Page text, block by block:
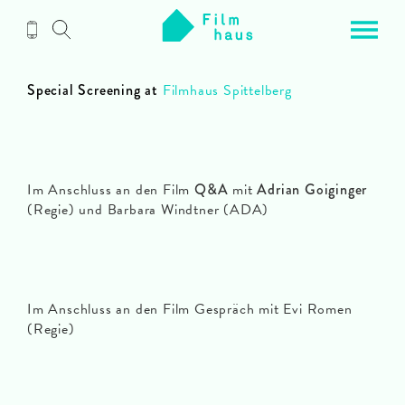
Inhalt
Special Screening at Filmhaus Spittelberg
Im Anschluss an den Film Q&A mitAdrian Goiginger
(Regie) und Barbara Windtner (ADA)
Im Anschluss an den Film Gespräch mit Evi Romen
(Regie)